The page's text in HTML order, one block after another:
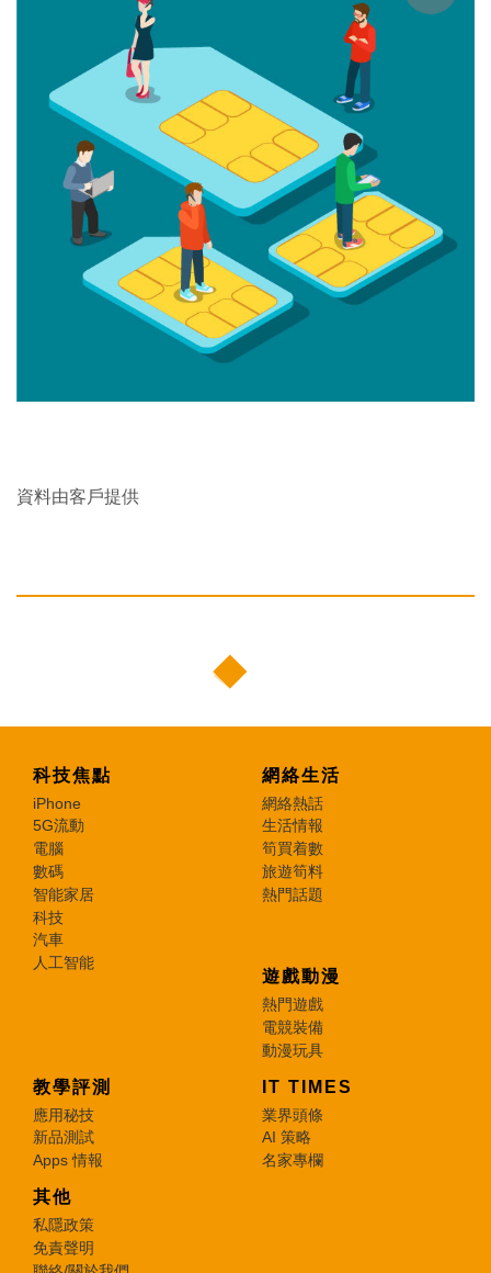
資料由客戶提供
科技焦點
iPhone
5G流動
電腦
數碼
智能家居
科技
汽車
人工智能
網絡生活
網絡熱話
生活情報
筍買着數
旅遊筍料
熱門話題
遊戲動漫
熱門遊戲
電競裝備
動漫玩具
教學評測
應用秘技
新品測試
Apps 情報
IT TIMES
業界頭條
AI 策略
名家專欄
其他
私隱政策
免責聲明